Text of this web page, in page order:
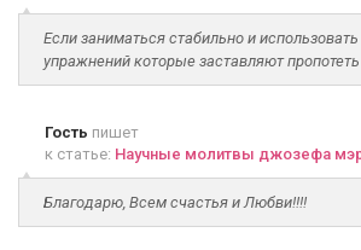
Если заниматься стабильно и
упражнений которые заставляют
Гость пишет
к статье: Научные молитвы джозефа
Благодарю, Всем счастья и Любви!!!!